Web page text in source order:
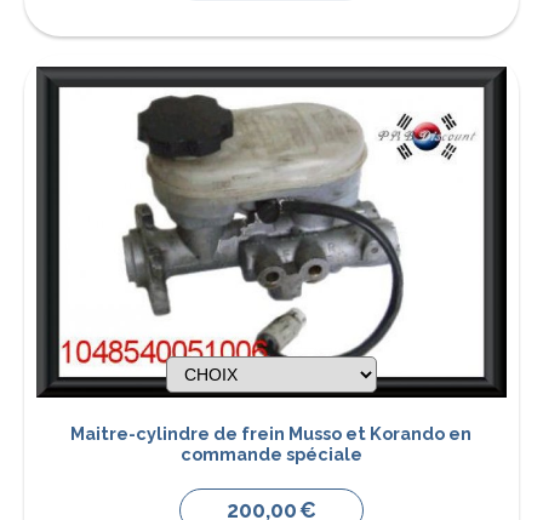
Maitre-cylindre de frein Musso et Korando en
commande spéciale
200,00€